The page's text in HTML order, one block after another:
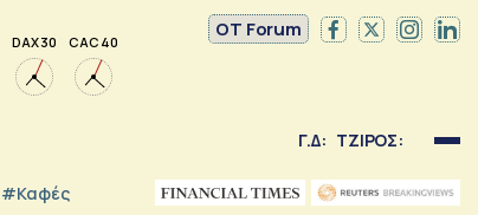
DAX 30 CAC 40
OT Forum
Γ.Δ: ΤΖΙΡΟΣ:
#καφές